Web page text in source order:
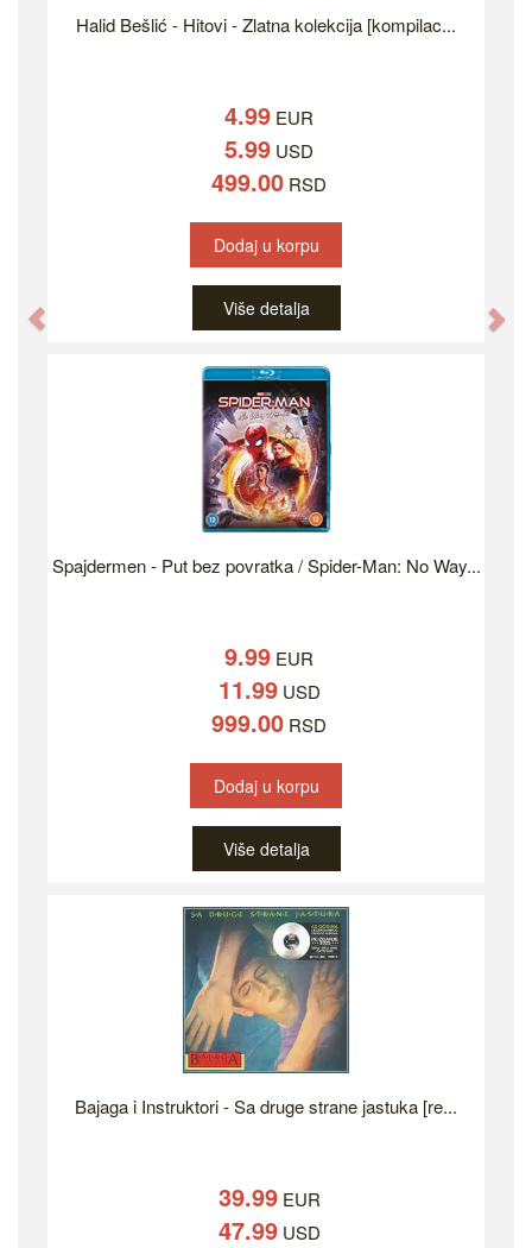
Halid Bešlić - Hitovi - Zlatna kolekcija [kompilac...
4.99 EUR
5.99 USD
499.00 RSD
Dodaj u korpu
Više detalja
Spajdermen - Put bez povratka / Spider-Man: No Way...
9.99 EUR
11.99USD
999.00 RSD
Dodaj u korpu
Više detalja
Bajaga i Instruktori - Sa druge strane jastuka [re...
39.99EUR
47.99USD